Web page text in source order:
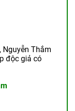
Nguyễn Thắm
độc giả có